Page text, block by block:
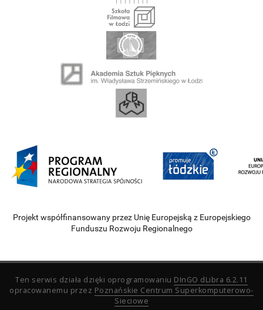
Projekt współfinansowany przez Unię Europejską z Europejskiego
Funduszu Rozwoju Regionalnego
Ten serwis działa dzięki oprogramowaniu DInGO dLibra 6.2.11
opracowanemu przez Poznańskie Centrum Superkomputerowo-
Sieciowe